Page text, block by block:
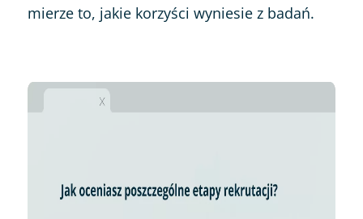
mierze to, jakie korzyści wyniesie z badań.